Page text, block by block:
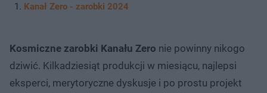
Kanał Zero - zarobki 2024
Kosmiczne zarobki Kanału Zero nie powinny nikogo
dziwić. Kilkadziesiąt produkcji w miesiącu, najlepsi
eksperci, merytoryczne dyskusje i po prostu projekt